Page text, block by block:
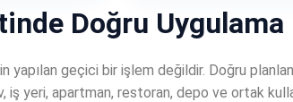
Doğru Uygulama
yapılan geçici bir işlem değildir. Doğru
yeri, apartman, restoran, depo ve ortak